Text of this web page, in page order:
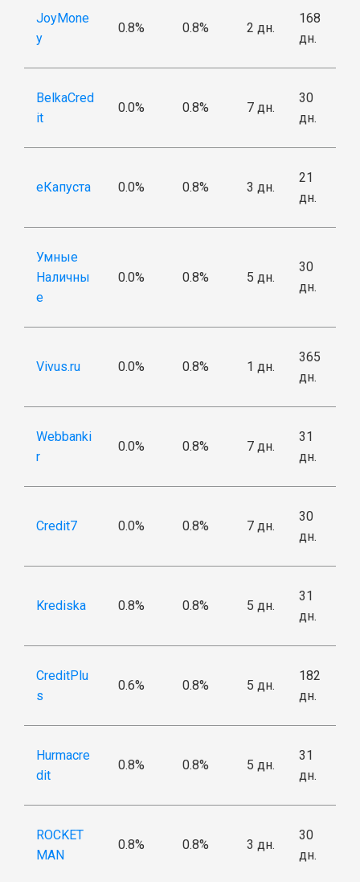
JoyMone
y
0.8% 0.8% 2 дн.
168
дн.
BelkaCred
it
0.0% 0.8% 7 дн.
30
дн.
еКапуста 0.0% 0.8% 3 дн.
21
дн.
Умные
Наличны
е
0.0% 0.8% 5 дн.
30
дн.
Vivus.ru 0.0% 0.8% 1 дн.
365
дн.
Webbanki
r
0.0% 0.8% 7 дн.
31
дн.
Credit7 0.0% 0.8% 7 дн.
30
дн.
Krediska 0.8% 0.8% 5 дн.
31
дн.
CreditPlu
s
0.6% 0.8% 5 дн.
182
дн.
Hurmacre
dit
0.8% 0.8% 5 дн.
31
дн.
ROCKET
MAN
0.8% 0.8% 3 дн.
30
дн.